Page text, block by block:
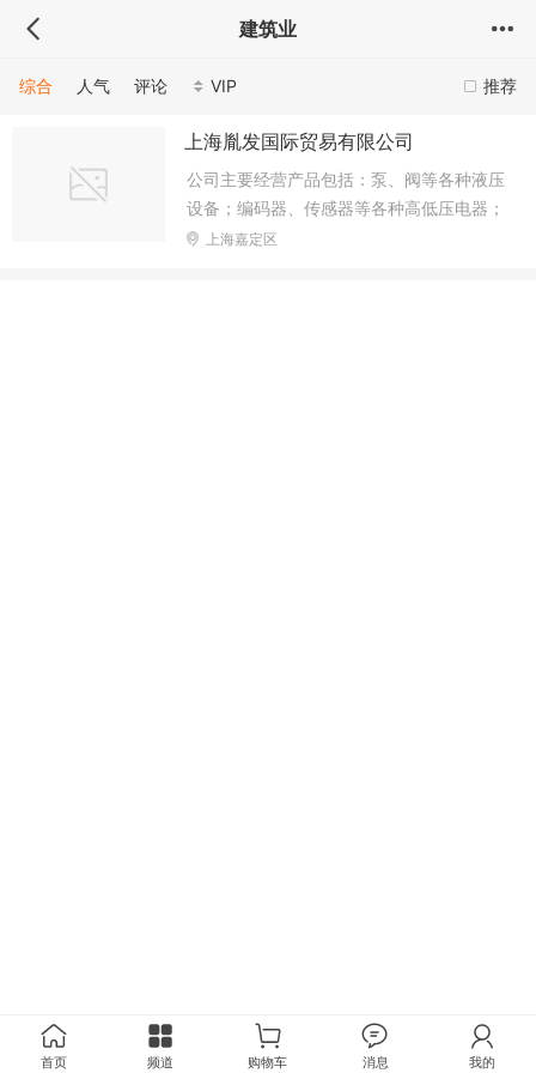
建筑业
推荐
综合 人气 评论 VIP
上海胤发国际贸易有限公司
公司主要经营产品包括：泵、阀等各种液压
设备；编码器、传感器等各种高低压电器；
数显表、压力表等各种仪器仪表；电容器、
上海嘉定区
首页 频道 购物车 消息 我的